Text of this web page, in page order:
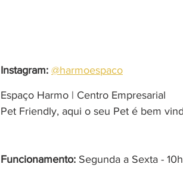
Instagram: @harmoespaco
Espaço Harmo | Centro Empresarial
Pet Friendly, aqui o seu Pet é bem
Funcionamento: Segunda a Sexta -